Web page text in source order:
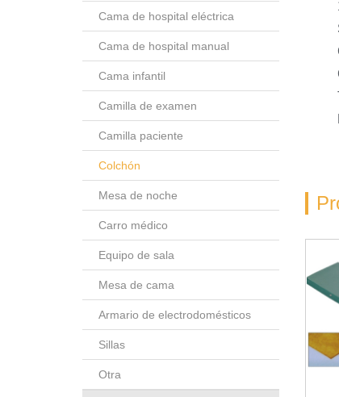
Cama de hospital eléctrica
Cama de hospital manual
Cama infantil
Camilla de examen
Camilla paciente
Colchón
Mesa de noche
Carro médico
Equipo de sala
Mesa de cama
Armario de electrodomésticos
Sillas
Otra